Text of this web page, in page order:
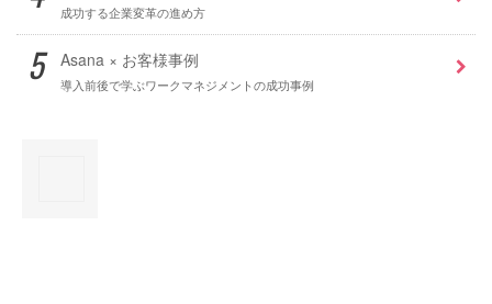
成功する企業変革の進め方
Asana × お客様事例
導入前後で学ぶワークマネジメントの成功事例